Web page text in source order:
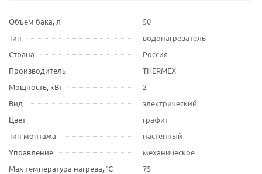
Объем бака, л
50
Тип
водонагреватель
Страна
Россия
Производитель
THERMEX
Мощность, кВт
2
Вид
электрический
Цвет
графит
Тип монтажа
настенный
Управление
механическое
Max температура нагрева, °С
75